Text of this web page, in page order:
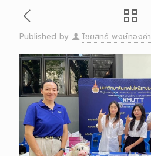
Published by ไชยสิทธิ์ พงษ์ทองคำ